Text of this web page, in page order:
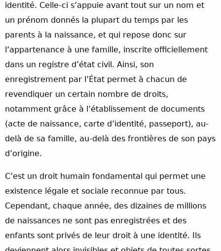
identité. Celle-ci s’appuie avant tout sur un nom et
un prénom donnés la plupart du temps par les
parents à la naissance, et qui repose donc sur
l’appartenance à une famille, inscrite officiellement
dans un registre d’état civil. Ainsi, son
enregistrement par l’État permet à chacun de
revendiquer un certain nombre de droits,
notamment grâce à l’établissement de documents
(acte de naissance, carte d’identité, passeport), au-
delà de sa famille, au-delà des frontières de son pays
d’origine.
C’est un droit humain fondamental qui permet une
existence légale et sociale reconnue par tous.
Cependant, chaque année, des dizaines de millions
de naissances ne sont pas enregistrées et des
enfants sont privés de leur droit à une identité. Ils